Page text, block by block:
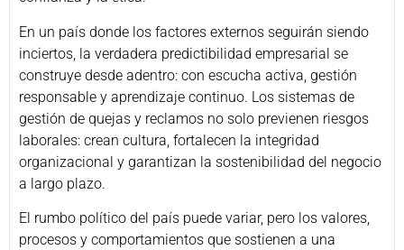
En un país donde los factores externos seguirán siendo
inciertos, la verdadera predictibilidad empresarial se
construye desde adentro: con escucha activa, gestión
responsable y aprendizaje continuo. Los sistemas de
gestión de quejas y reclamos no solo previenen riesgos
laborales: crean cultura, fortalecen la integridad
organizacional y garantizan la sostenibilidad del negocio
a largo plazo.
El rumbo político del país puede variar, pero los valores,
procesos y comportamientos que sostienen a una